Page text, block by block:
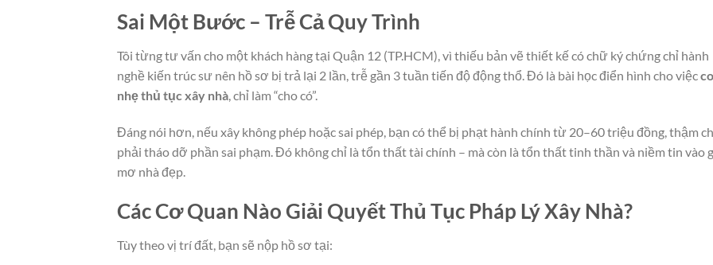
Sai Một Bước – Trễ Cả Quy Trình
Tôi từng tư vấn cho một khách hàng tại Quận 12 (TP.HCM), vì thiếu bản vẽ thiết kế có chữ ký chứng chỉ hành
nghề kiến trúc sư nên hồ sơ bị trả lại 2 lần, trễ gần 3 tuần tiến độ động thổ. Đó là bài học điển hình cho việc
nhẹ thủ tục xây nhà, chỉ làm “cho có”.
Đáng nói hơn, nếu xây không phép hoặc sai phép, bạn có thể bị phạt hành chính từ 20–60 triệu đồng, thậm
phải tháo dỡ phần sai phạm. Đó không chỉ là tổn thất tài chính – mà còn là tổn thất tinh thần và niềm tin vào
mơ nhà đẹp.
Các Cơ Quan Nào Giải Quyết Thủ Tục Pháp Lý Xây Nhà?
Tùy theo vị trí đất, bạn sẽ nộp hồ sơ tại: